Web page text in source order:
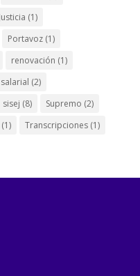
(1)
Portavoz(1)
renovación (1)
salarial (2)
sisej (8) Supremo (2)
(1) Transcripciones(1)